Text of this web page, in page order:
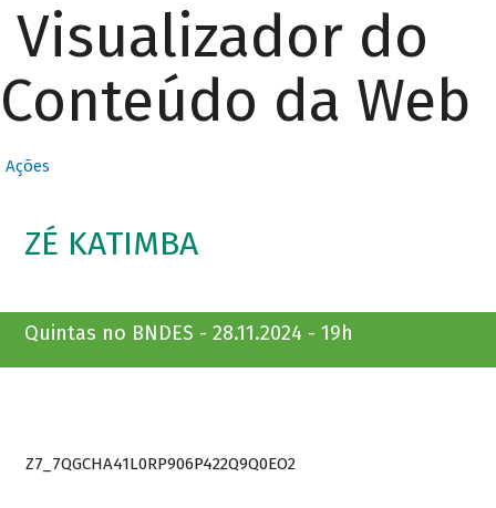
Visualizador do
Conteúdo da Web
Ações
ZÉ KATIMBA
Quintas no BNDES - 28.11.2024 - 19h
Z7_7QGCHA41L0RP906P422Q9Q0EO2